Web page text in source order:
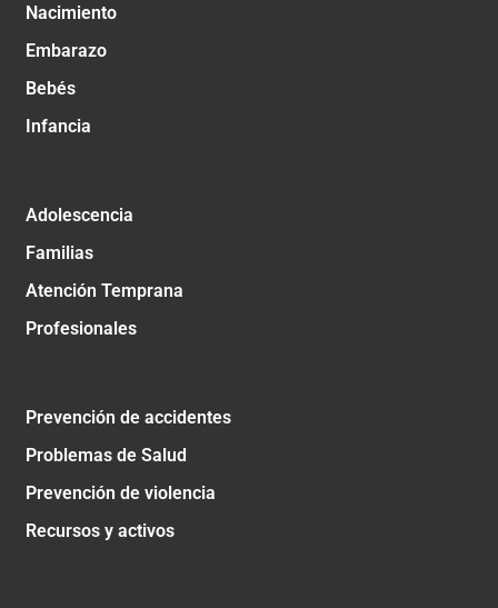
Nacimiento
Embarazo
Bebés
Infancia
Adolescencia
Familias
Atención Temprana
Profesionales
Prevención de accidentes
Problemas de Salud
Prevención de violencia
Recursos y activos